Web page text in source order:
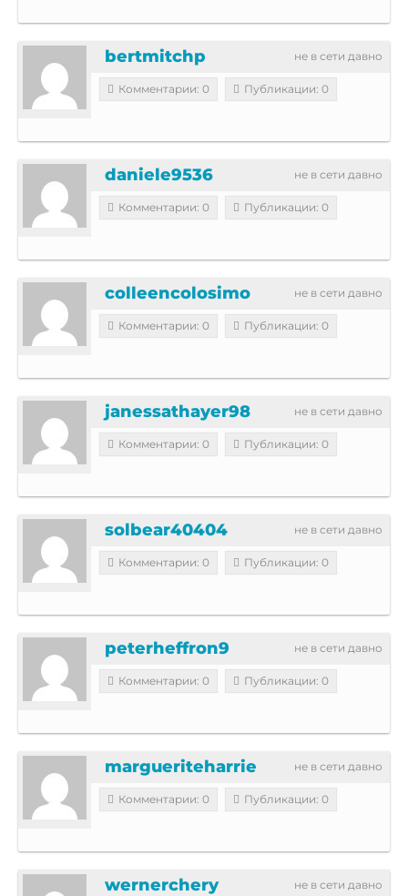
не в сети давно
bertmitchp
Комментарии: 0 Публикации: 0
не в сети давно
daniele9536
Комментарии: 0 Публикации: 0
не в сети давно
colleencolosimo
Комментарии: 0 Публикации: 0
не в сети давно
janessathayer98
Комментарии: 0 Публикации: 0
не в сети давно
solbear40404
Комментарии: 0 Публикации: 0
не в сети давно
peterheffron9
Комментарии: 0 Публикации: 0
не в сети давно
margueriteharrie
Комментарии: 0 Публикации: 0
не в сети давно
wernerchery